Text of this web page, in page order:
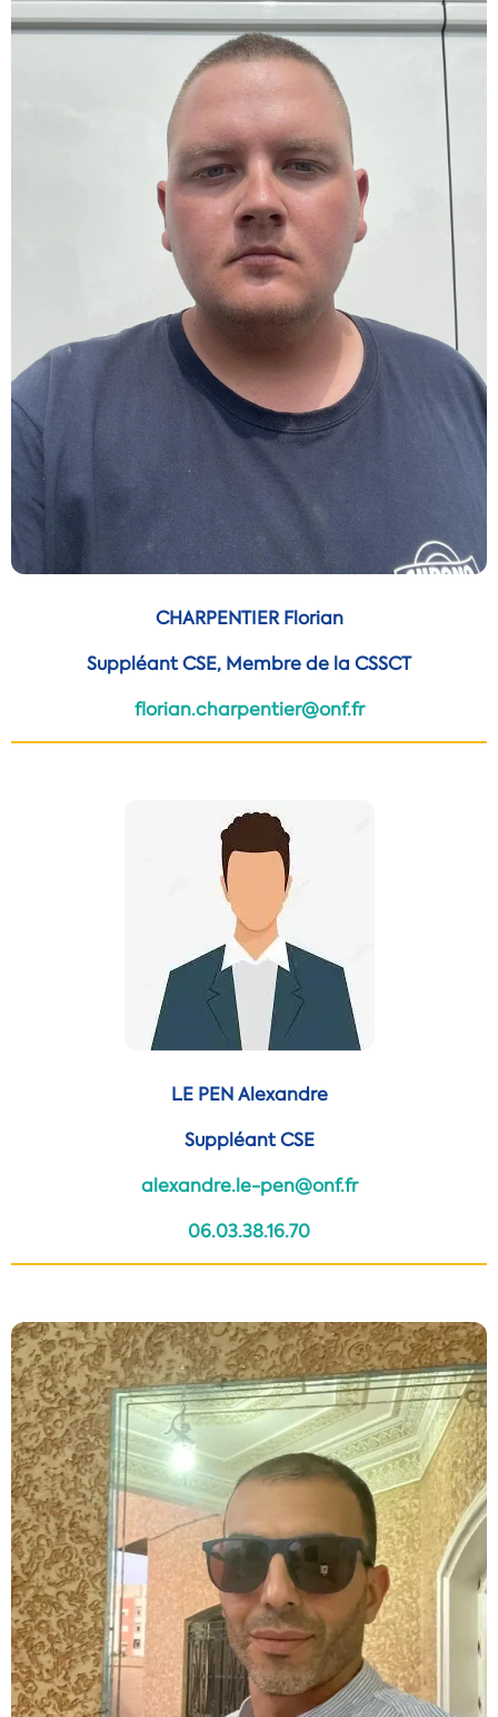
CHARPENTIER Florian
Suppléant CSE, Membre de la CSSCT
florian.charpentier@onf.fr
LE PEN Alexandre
Suppléant CSE
alexandre.le-pen@onf.fr
06.03.38.16.70